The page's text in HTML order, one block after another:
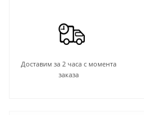
Доставим за 2 часа с момента
заказа